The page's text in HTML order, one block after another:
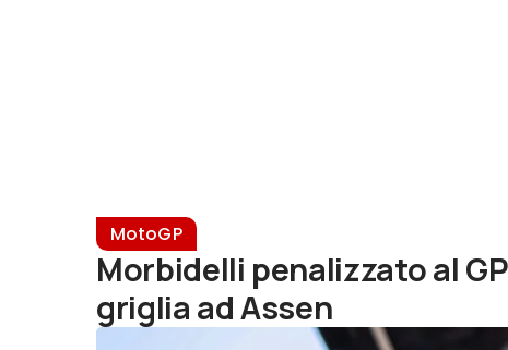
MotoGP
Morbidelli penalizzato al
griglia ad Assen